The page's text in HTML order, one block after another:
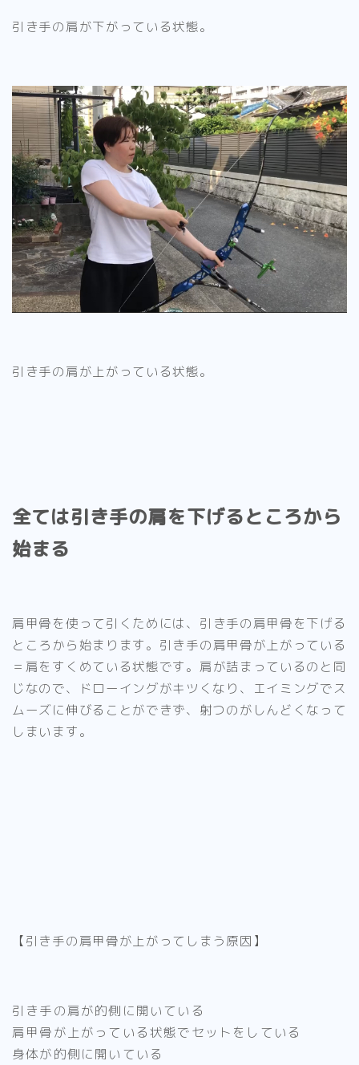
引き手の肩が下がっている状態。
引き手の肩が上がっている状態。
全ては引き手の肩を下げるところから
始まる
肩甲骨を使って引くためには、 引き手の肩甲骨を下げる
ところから始まります。 引き手の肩甲骨が上がっている
＝肩をすくめている状態です。 肩が詰まっているのと同
じなので、ドローイングがキツくなり、エイミングでス
ムーズに伸びることができず、射つのがしんどくなって
しまいます。
【引き手の肩甲骨が上がってしまう原因】
引き手の肩が的側に開いている
肩甲骨が上がっている状態でセットをしている
身体が的側に開いている